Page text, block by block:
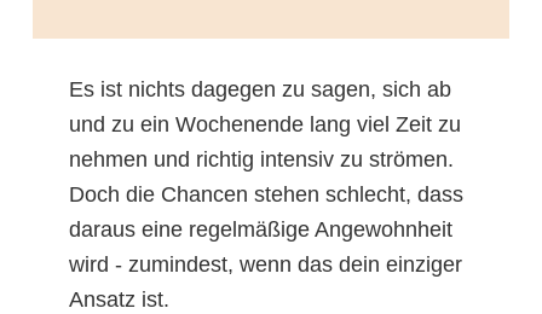
Es ist nichts dagegen zu sagen, sich ab
und zu ein Wochenende lang viel Zeit zu
nehmen und richtig intensiv zu strömen.
Doch die Chancen stehen schlecht, dass
daraus eine regelmäßige Angewohnheit
wird - zumindest, wenn das dein einziger
Ansatz ist.